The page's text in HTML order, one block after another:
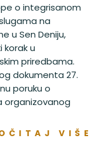
o integrisanom
na
u Sen Deniju,
korak u
priredbama.
dokumenta 27.
poruku o
organizovanog
VIŠE